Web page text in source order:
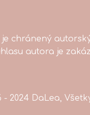
chránený
autora je
- 2024 DaLea,